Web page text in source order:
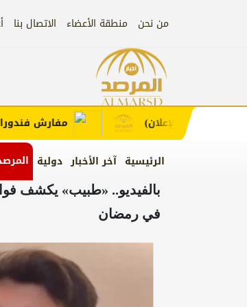
من نحن منطقة الأعضاء الاتصال بنا
الرئيسية آخر الأخبار دولية
مفارش فندورا لطلب الإعلان)
بالفيديو.. «طبيب» يكشف
في رمضان